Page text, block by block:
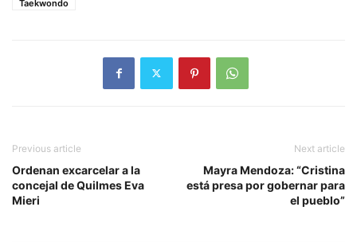
Taekwondo
Previous article
Ordenan excarcelar a la
concejal de Quilmes Eva
Mieri
Next article
Mayra Mendoza: “Cristina
está presa por gobernar para
el pueblo”